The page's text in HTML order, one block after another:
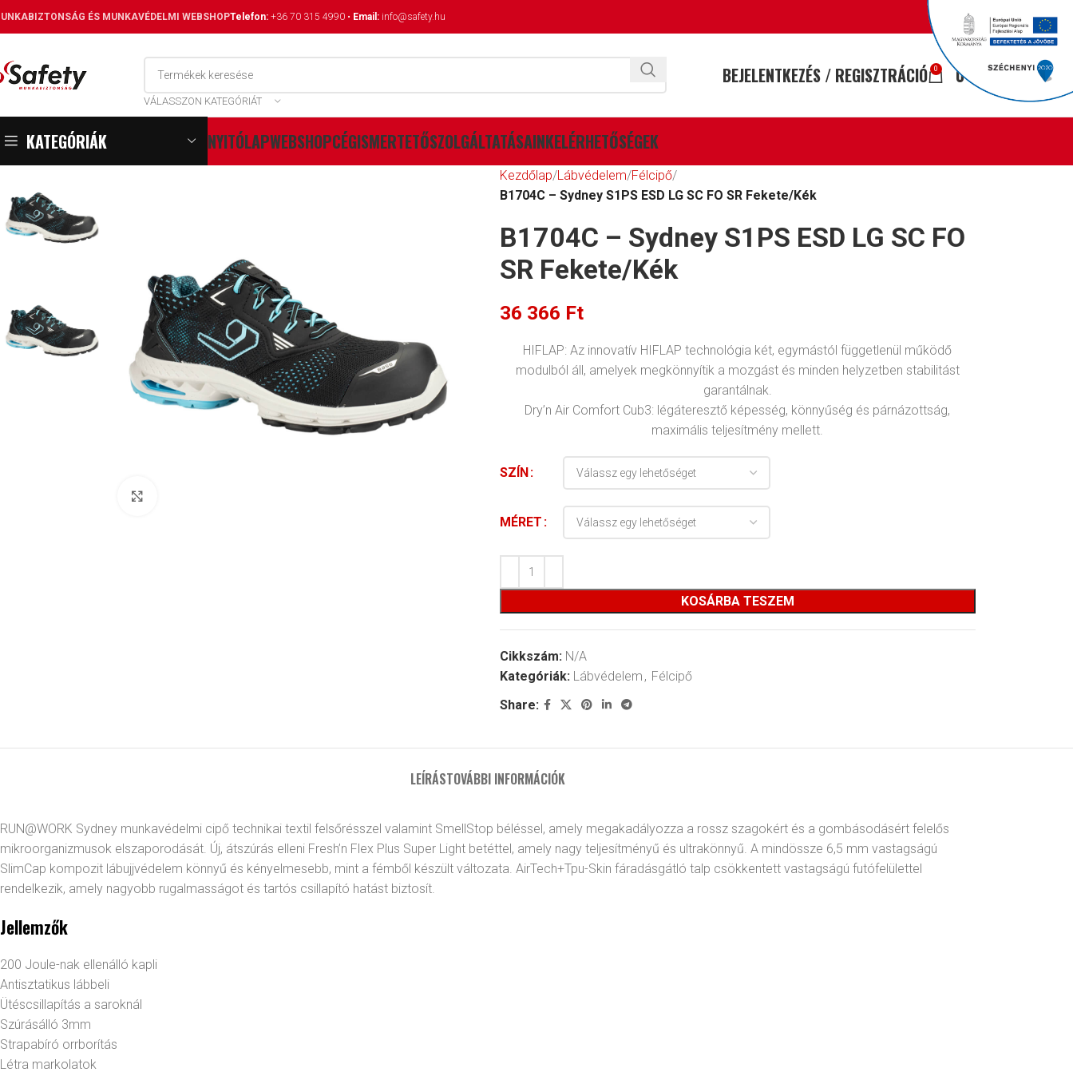
ÉS MUNKAVÉDELMI WEBSHOPTelefon: +36 70 315 4990 • Email: info@safety.hu
VÁLASSZON KATEGÓRIÁT
BEJELENTKEZÉS / REGISZTRÁCIÓ 0 0FT
KATEGÓRIÁK NYITÓLAPWEBSHOPCÉGISMERTETŐSZOLGÁLTATÁSAINKELÉRHETŐSÉGEK
Kezdőlap Lábvédelem Félcipő
B1704C – Sydney S1PS ESD LG SC FO SR Fekete/Kék
B1704C – Sydney S1PS ESD LG SC FO
SR Fekete/Kék
36 366 Ft
HIFLAP: Az innovatív HIFLAP technológia két, egymástól függetlenül működő
modulból áll, amelyek megkönnyítik a mozgást és minden helyzetben stabilitást
garantálnak.
Dry’n Air Comfort Cub3: légáteresztő képesség, könnyűség és párnázottság,
maximális teljesítmény mellett.
SZÍN
MÉRET
KOSÁRBA TESZEM
Cikkszám: N/A
Kategóriák: Lábvédelem , Félcipő
Share:
LEÍRÁSTOVÁBBI INFORMÁCIÓK
RUN@WORK Sydney munkavédelmi cipő technikai textil felsőrésszel valamint SmellStop béléssel, amely megakadályozza a rossz szagokért és a gombásodásért felelős
mikroorganizmusok elszaporodását. Új, átszúrás elleni Fresh’n Flex Plus Super Light betéttel, amely nagy teljesítményű és ultrakönnyű. A mindössze 6,5 mm vastagságú
SlimCap kompozit lábujjvédelem könnyű és kényelmesebb, mint a fémből készült változata. AirTech+Tpu-Skin fáradásgátló talp csökkentett vastagságú futófelülettel
rendelkezik, amely nagyobb rugalmasságot és tartós csillapító hatást biztosít.
Jellemzők
200 Joule-nak ellenálló kapli
Antisztatikus lábbeli
Ütéscsillapítás a saroknál
Szúrásálló 3mm
Strapabíró orrborítás
Létra markolatok